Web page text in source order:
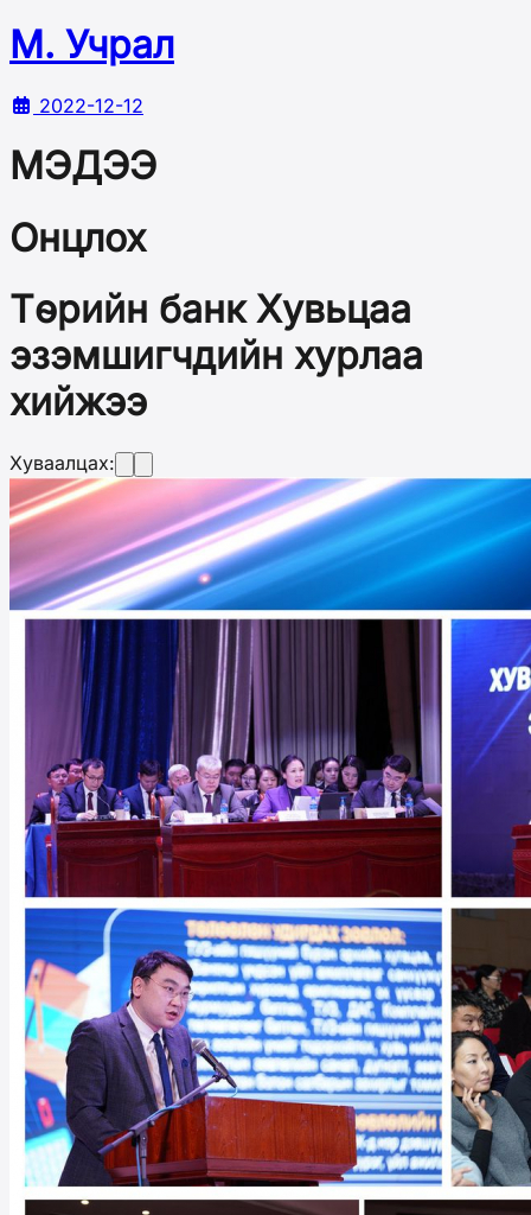
М. Учрал
2022-12-12
МЭДЭЭ
Онцлох
Төрийн банк Хувьцаа
эзэмшигчдийн хурлаа
хийжээ
Хуваалцах: